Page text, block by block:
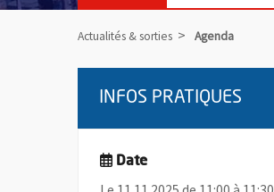
Actualités & sorties Agenda
INFOS PRATIQUES
Date